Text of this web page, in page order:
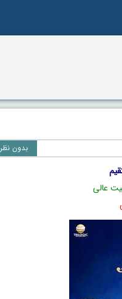
بدون نظر
عالی